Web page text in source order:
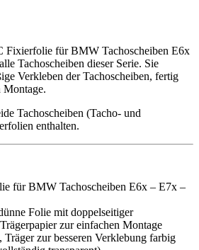
Fixierfolie für BMW Tachoscheiben E6x
Tachoscheiben dieser Serie. Sie
Verkleben der Tachoscheiben, fertig
Montage.
Tachoscheiben (Tacho- und
enthalten.
für BMW Tachoscheiben E6x – E7x –
Folie mit doppelseitiger
zur einfachen Montage
Träger zur besseren Verklebung farbig